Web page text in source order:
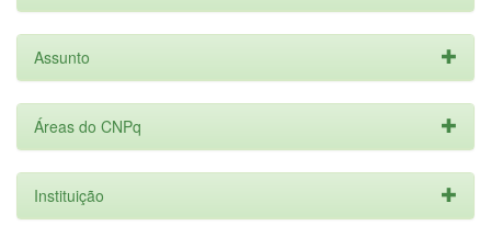
Assunto
Áreas do CNPq
Instituição